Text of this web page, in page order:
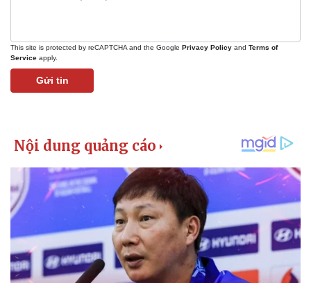
This site is protected by reCAPTCHA and the Google Privacy Policy and Terms of
Service apply.
Gửi tin